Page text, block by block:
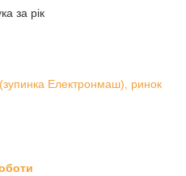
за рік
Електронмаш), ринок